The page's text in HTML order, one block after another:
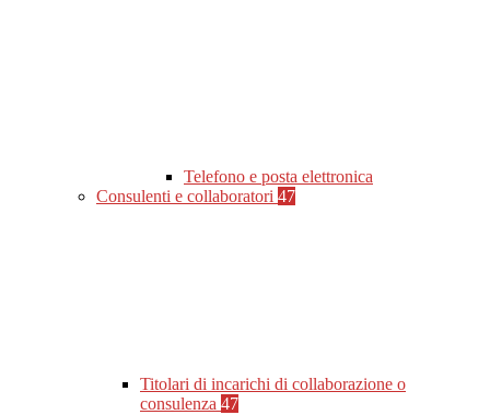
Telefono e posta elettronica
Consulenti e collaboratori 47
Titolari di incarichi di collaborazione o
consulenza 47